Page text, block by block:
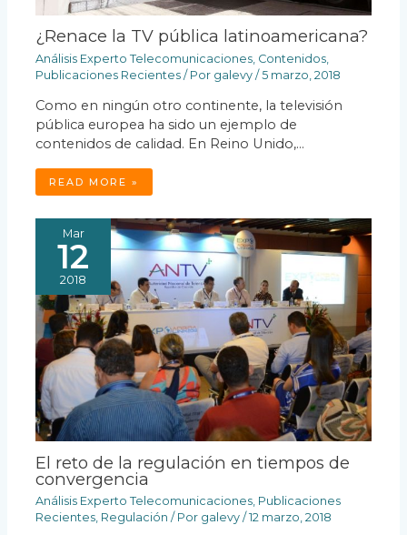
¿Renace la TV pública latinoamericana?
Análisis Experto Telecomunicaciones Contenidos
Publicaciones Recientes / Por galevy/5 marzo, 2018
Como en ningún otro continente, la televisión
pública europea ha sido un ejemplo de
contenidos de calidad. En Reino Unido,…
READ MORE »
Mar
12
2018
El reto de la regulación en tiempos de
convergencia
Análisis Experto Telecomunicaciones, Publicaciones
Recientes, Regulación / Por galevy/12 marzo, 2018